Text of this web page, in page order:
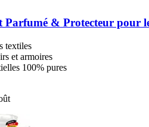
Parfumé & Protecteur pour
textiles
et armoires
100% pures